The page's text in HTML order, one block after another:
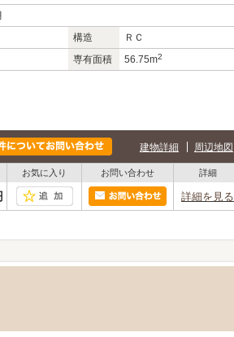
構造
ＲＣ
専有面積 56.75m2
建物詳細 周辺地図
お気に入り お問い合わせ 詳細
詳細を見る